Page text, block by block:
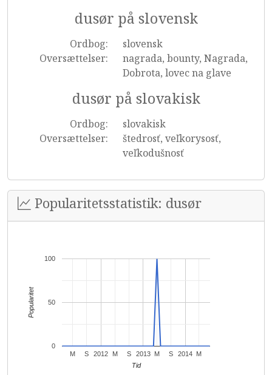
dusør på slovensk
Ordbog:
slovensk
Oversættelser:
nagrada, bounty, Nagrada,
Dobrota, lovec na glave
dusør på slovakisk
Ordbog:
slovakisk
Oversættelser:
štedrosť, veľkorysosť,
veľkodušnosť
Popularitetsstatistik: dusør
2012 2013 2014
M S M S M S M
0
50
100
Tid
Popularitet